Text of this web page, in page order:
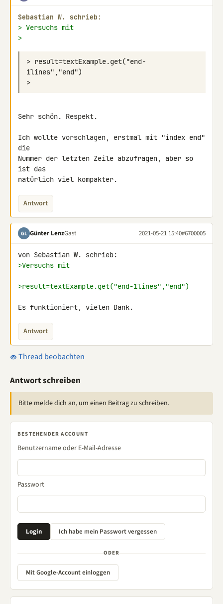
Sebastian W. schrieb:
> Versuchs mit
>
> result=textExample.get("end-
Sehr schön. Respekt.
Ich wollte vorschlagen, erstmal mit "index end"
die
Nummer der letzten Zeile abzufragen, aber so
ist das
natürlich viel kompakter.
Antwort
GL Günter LenzGast 2021-05-21 15:40#6700005
>Versuchs mit
>result=textExample.get("end-1lines","end")
Es funktioniert, vielen Dank.
Antwort
Thread beobachten
Antwort schreiben
Bitte melde dich an, um einen Beitrag zu schreiben.
BESTEHENDER ACCOUNT
Benutzername oder E-Mail-Adresse
Passwort
ODER
Mit Google-Account einloggen